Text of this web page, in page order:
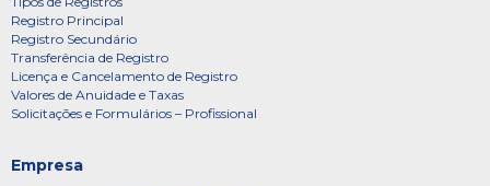
Registro Principal
Registro Secundário
Transferência de Registro
Licença e Cancelamento de Registro
Valores de Anuidade e Taxas
Solicitações e Formulários – Profissional
Empresa